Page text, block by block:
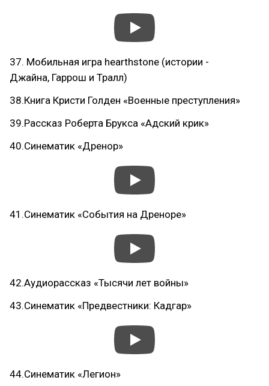
37. Мобильная игра hearthstone (истории -
Джайна, Гаррош и Тралл)
38.Книга Кристи Голден «Военные преступления»
39.Рассказ Роберта Брукса «Адский крик»
40.Синематик «Дренор»
41.Синематик «События на Дреноре»
42.Аудиорассказ «Тысячи лет войны»
43.Синематик «Предвестники: Кадгар»
44.Синематик «Легион»